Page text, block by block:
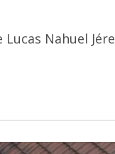
Nahuel